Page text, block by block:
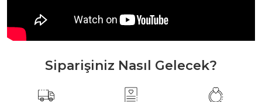
Siparişiniz Nasıl Gelecek?